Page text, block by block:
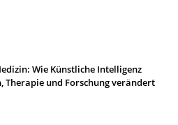
Wie Künstliche Intelligenz
Therapie und Forschung verändert